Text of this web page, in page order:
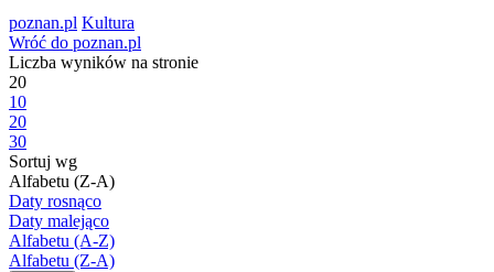
poznan.pl Kultura
Wróć do poznan.pl
Liczba wyników na stronie
20
10
20
30
Sortuj wg
Alfabetu (Z-A)
Daty rosnąco
Daty malejąco
Alfabetu (A-Z)
Alfabetu (Z-A)